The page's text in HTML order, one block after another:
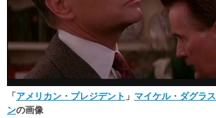
「 アメリカン・プレジデント 」 マイケル・ダグラス
ンの画像